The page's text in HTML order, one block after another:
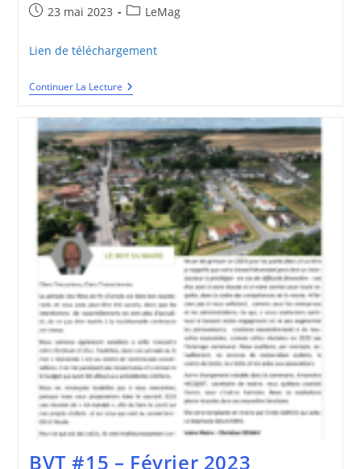
Publication
23 mai 2023
PostLeMag
Lien de téléchargement
Continuer La LectureBVT
#16
Mai
2023
BVT #15 – Février 2023